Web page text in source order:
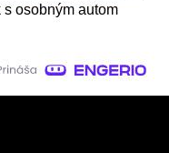
osobným autom